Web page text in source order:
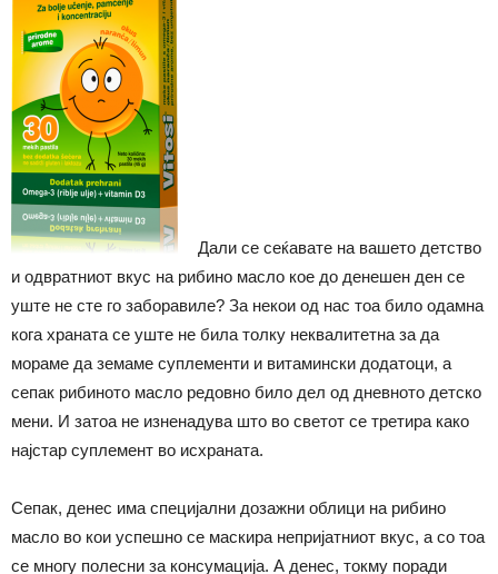
Дали се сеќавате на вашето детство
и одвратниот вкус на рибино масло кое до денешен ден се
уште не сте го заборавиле? За некои од нас тоа било одамна
кога храната се уште не била толку неквалитетна за да
мораме да земаме суплементи и витамински додатоци, а
сепак рибиното масло редовно било дел од дневното детско
мени. И затоа не изненадува што во светот се третира како
најстар суплемент во исхраната.
Сепак, денес има специјални дозажни облици на рибино
масло во кои успешно се маскира непријатниот вкус, а со тоа
се многу полесни за консумација. А денес, токму поради